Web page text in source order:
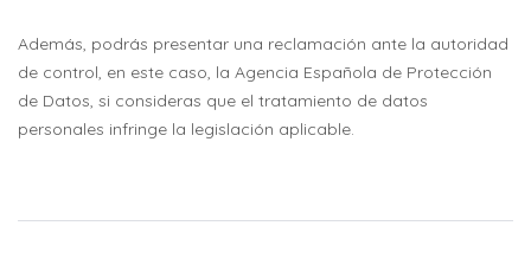
Además, podrás presentar una reclamación ante la autoridad
de control, en este caso, la Agencia Española de Protección
de Datos, si consideras que el tratamiento de datos
personales infringe la legislación aplicable.